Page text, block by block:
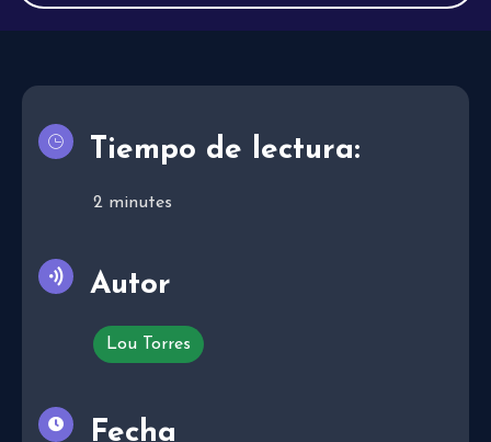
Tiempo de lectura:
2 minutes
Autor
Lou Torres
Fecha